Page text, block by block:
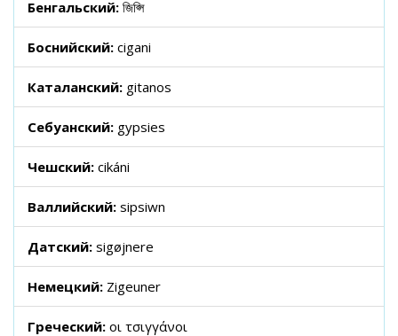
Бенгальский: জিপ্সি
Боснийский: cigani
Каталанский: gitanos
Себуанский: gypsies
Чешский: cikáni
Валлийский: sipsiwn
Датский: sigøjnere
Немецкий: Zigeuner
Греческий: οι τσιγγάνοι